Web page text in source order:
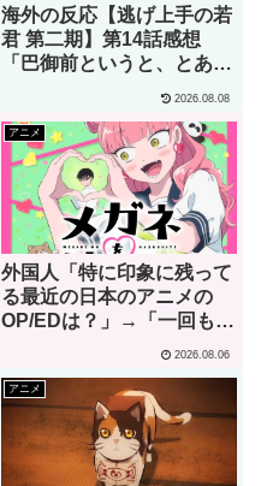
海外の反応【逃げ上手の若
君 第二期】第14話感想
「巴御前というと、とある
2026.08.08
アニメ
外国人「特に印象に残って
る最近の日本のアニメの
OP/EDは？」→「一回も飛
2026.08.06
アニメ